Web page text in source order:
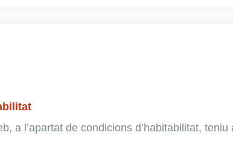
a l’apartat de condicions d’habitabilitat,